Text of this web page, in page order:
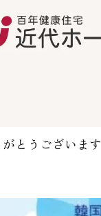
とうございます